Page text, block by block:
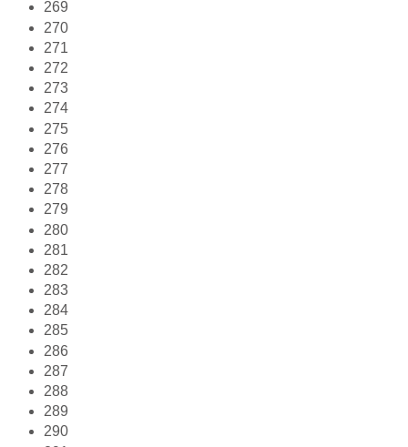
269
270
271
272
273
274
275
276
277
278
279
280
281
282
283
284
285
286
287
288
289
290